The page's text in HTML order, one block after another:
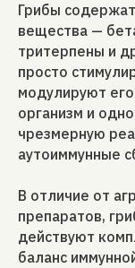
Грибы
вещества —
тритерпены и
просто
модулируют
организм и
чрезмерную
аутоиммунные
В отличие от
препаратов,
действуют
баланс